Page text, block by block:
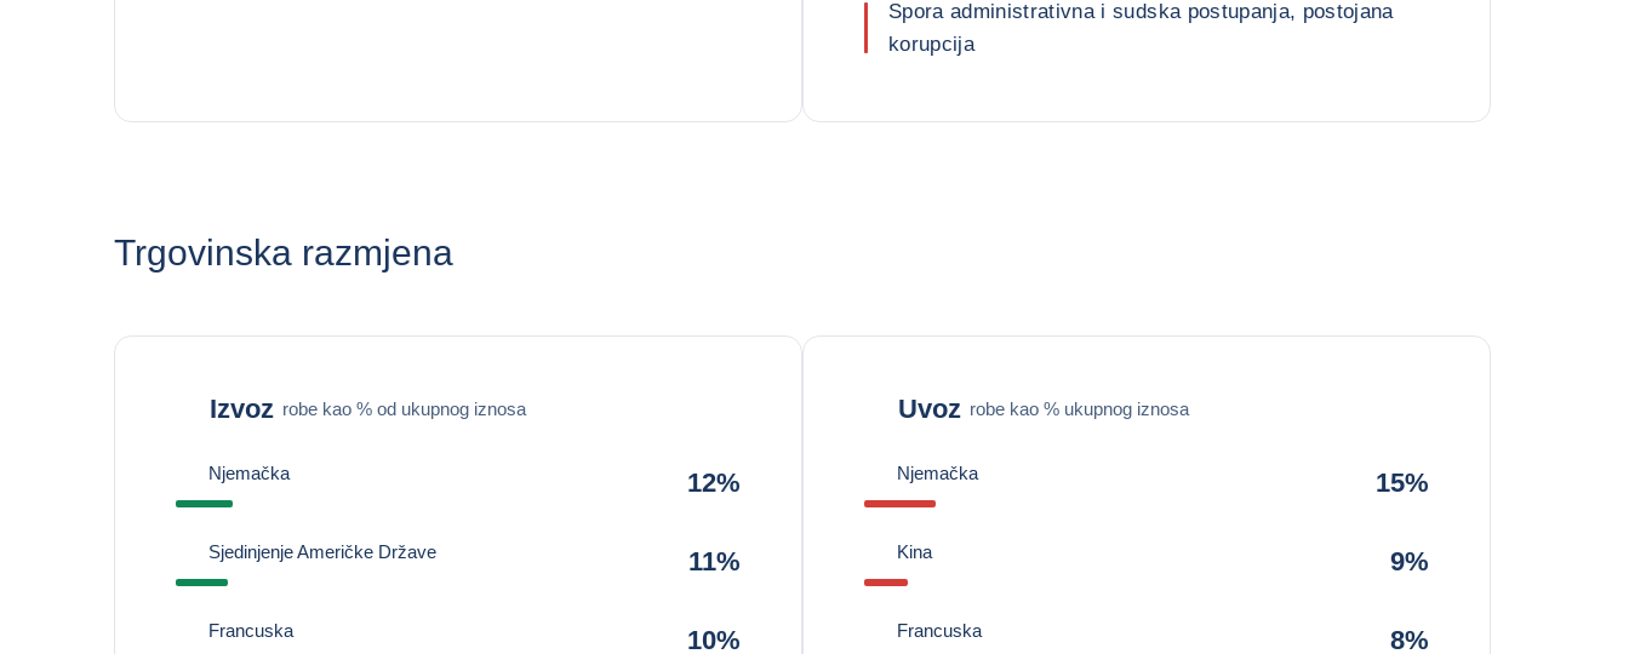
Spora administrativna i sudska postupanja, postojana
korupcija
Trgovinska razmjena
Izvoz robe kao % od ukupnog iznosa
Njemačka 12%
Sjedinjenje Američke Države 11%
Francuska 10%
Uvoz robe kao % ukupnog iznosa
Njemačka 15%
Kina 9%
Francuska 8%